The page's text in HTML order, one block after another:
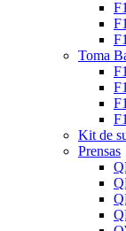
Toma
Kit de
Prensas